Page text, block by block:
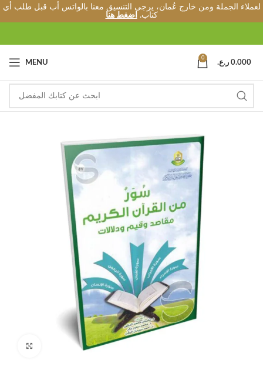
لعملاء الجملة ومن خارج عُمان، يرجى التنسيق معنا بالواتس أب قبل طلب أي
كتاب.
اضغط هنا
MENU
0
0.000 ر.ع.
Click to enlarge